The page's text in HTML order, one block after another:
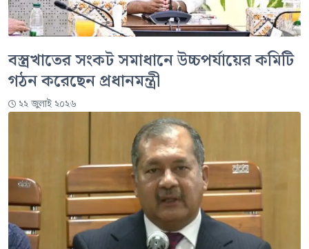
বস্ত্রখাতের সংকট সমাধানে উচ্চপর্যায়ের কমিটি
গঠন করেছেন প্রধানমন্ত্রী
২২ জুলাই ২০২৬